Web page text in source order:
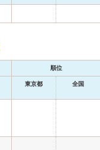
順位
東京都 全国